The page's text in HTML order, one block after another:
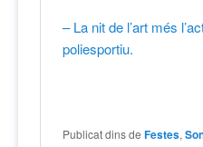
– La nit de l’art més
poliesportiu.
Publicat dins de Festes,